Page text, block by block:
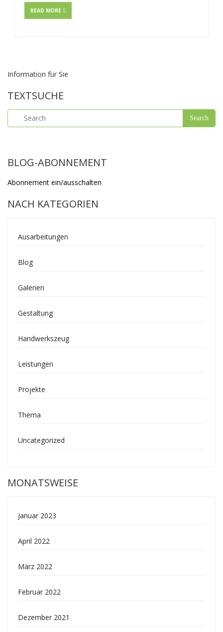
READ MORE
Information für Sie
TEXTSUCHE
BLOG-ABONNEMENT
Abonnement ein/ausschalten
NACH KATEGORIEN
Ausarbeitungen
Blog
Galerien
Gestaltung
Handwerkszeug
Leistungen
Projekte
Thema
Uncategorized
MONATSWEISE
Januar 2023
April 2022
März 2022
Februar 2022
Dezember 2021